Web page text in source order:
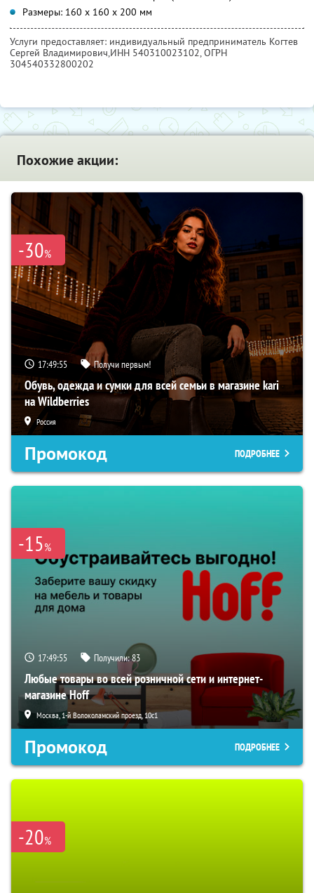
Размеры: 160 х 160 х 200 мм
Услуги предоставляет: индивидуальный предприниматель Когтев
Сергей Владимирович,ИНН 540310023102, ОГРН
304540332800202
Похожие акции:
-30%
17:49:54 Получи первым!
Обувь, одежда и сумки для всей семьи в магазине kari
на Wildberries
Россия
Промокод ПОДРОБНЕЕ
-15%
17:49:54 Получили:83
Любые товары во всей розничной сети и интернет-
магазине Hoff
Москва, 1-й Волоколамский проезд, 10с1
Промокод ПОДРОБНЕЕ
-20%